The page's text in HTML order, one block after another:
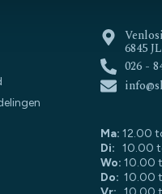
6845
026 -
Ma: 12.00
Di: 10.00
Wo: 10.00
Do: 10.00